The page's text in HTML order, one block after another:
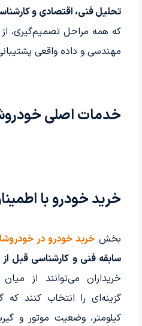
تحلیل فنی، اقتصادی و
که همه مراحل تصمیم‌گیری، از
مهندسی و داده واقعی
خدمات اصلی
خرید خودرو با
بخش خرید خودرو در
سابقه فنی و کارشناسی قبل از
خریداران می‌توانند از
گزینه‌ای را انتخاب کنند که
کیلومتر، وضعیت موتور و